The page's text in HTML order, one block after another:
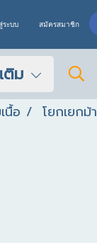
ระบบ สมัครสมาชิก
ติม
นื้อ โยกเยกม้า